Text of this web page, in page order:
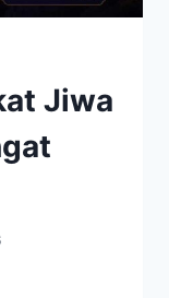
Jiwa